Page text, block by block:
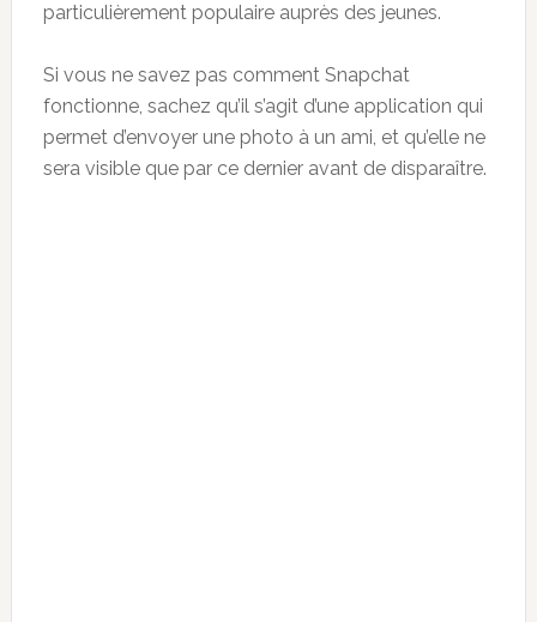
particulièrement populaire auprès des jeunes.
Si vous ne savez pas comment Snapchat
fonctionne, sachez qu’il s’agit d’une application qui
permet d’envoyer une photo à un ami, et qu’elle ne
sera visible que par ce dernier avant de disparaître.